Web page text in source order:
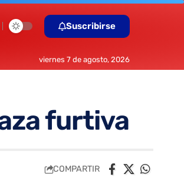
Suscribirse
viernes 7 de agosto, 2026
furtiva
COMPARTIR